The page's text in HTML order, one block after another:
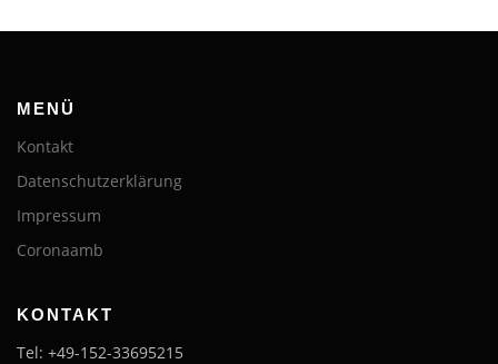
MENÜ
Kontakt
Datenschutzerklärung
Impressum
Coronaamb
KONTAKT
Tel: +49-152-33695215